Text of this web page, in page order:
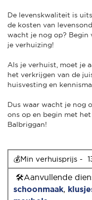
De levenskwaliteit is
de kosten van
wacht je nog op? Begin
je verhuizing!
Als je verhuist, moet je
het verkrijgen van de
huisvesting en
Dus waar wacht je nog
ons op en begin met
Balbriggan!
💰Min verhuisprijs -
🛠Aanvullende
schoonmaak,